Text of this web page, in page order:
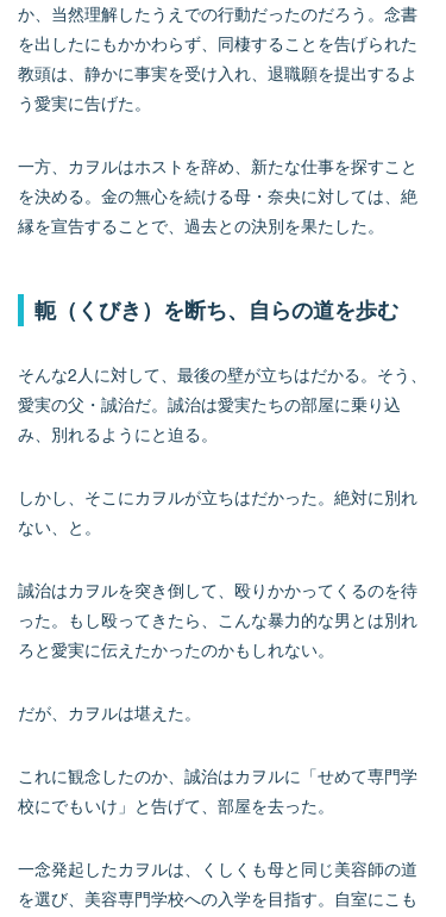
か、当然理解したうえでの行動だったのだろう。念書
を出したにもかかわらず、同棲することを告げられた
教頭は、静かに事実を受け入れ、退職願を提出するよ
う愛実に告げた。
一方、カヲルはホストを辞め、新たな仕事を探すこと
を決める。金の無心を続ける母・奈央に対しては、絶
縁を宣告することで、過去との決別を果たした。
軛（くびき）を断ち、自らの道を歩む
そんな2人に対して、最後の壁が立ちはだかる。そう、
愛実の父・誠治だ。誠治は愛実たちの部屋に乗り込
み、別れるようにと迫る。
しかし、そこにカヲルが立ちはだかった。絶対に別れ
ない、と。
誠治はカヲルを突き倒して、殴りかかってくるのを待
った。もし殴ってきたら、こんな暴力的な男とは別れ
ろと愛実に伝えたかったのかもしれない。
だが、カヲルは堪えた。
これに観念したのか、誠治はカヲルに「せめて専門学
校にでもいけ」と告げて、部屋を去った。
一念発起したカヲルは、くしくも母と同じ美容師の道
を選び、美容専門学校への入学を目指す。自室にこも